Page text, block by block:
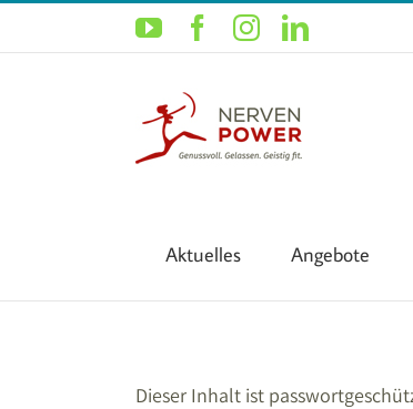
Zum
springen
YouTubeFacebook
Instagram
LinkedIn
Aktuelles Angebote
Dieser Inhalt ist